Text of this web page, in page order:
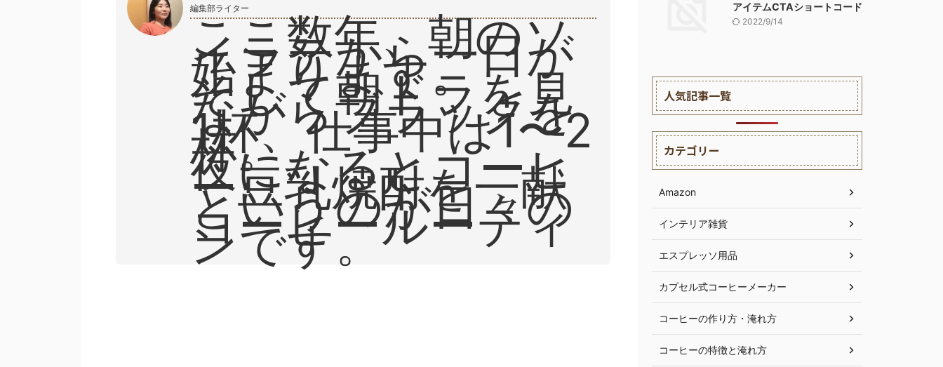
編集部ライター
ここ数年、朝のソ
イラテから一日が
始まります。
そして朝ドラを見
ながらブラックを
1杯、仕事中は1〜2
杯。
夜になるとコーヒ
ー豆乳焼酎を一献
というのが日々の
コーヒールーティ
ンです。
アイテムCTAショートコード
2022/9/14
人気記事一覧
カテゴリー
Amazon
インテリア雑貨
エスプレッソ用品
カプセル式コーヒーメーカー
コーヒーの作り方・淹れ方
コーヒーの特徴と淹れ方